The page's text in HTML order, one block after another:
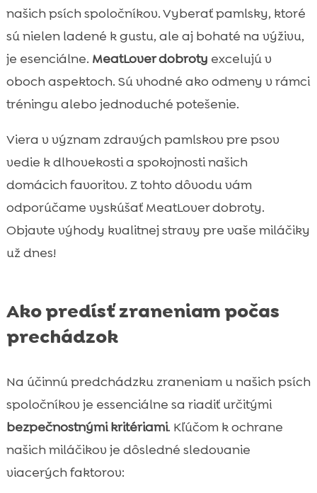
našich psích spoločníkov. Vyberať pamlsky, ktoré
sú nielen ladené k gustu, ale aj bohaté na výživu,
je esenciálne. MeatLover dobroty excelujú v
oboch aspektoch. Sú vhodné ako odmeny v rámci
tréningu alebo jednoduché potešenie.
Viera v význam zdravých pamlskov pre psov
vedie k dlhovekosti a spokojnosti našich
domácich favoritov. Z tohto dôvodu vám
odporúčame vyskúšať MeatLover dobroty.
Objavte výhody kvalitnej stravy pre vaše miláčiky
už dnes!
Ako predísť zraneniam počas
prechádzok
Na účinnú predchádzku zraneniam u našich psích
spoločníkov je essenciálne sa riadiť určitými
bezpečnostnými kritériami. Kľúčom k ochrane
našich miláčikov je dôsledné sledovanie
viacerých faktorov: